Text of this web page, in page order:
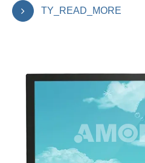
TY_READ_MORE